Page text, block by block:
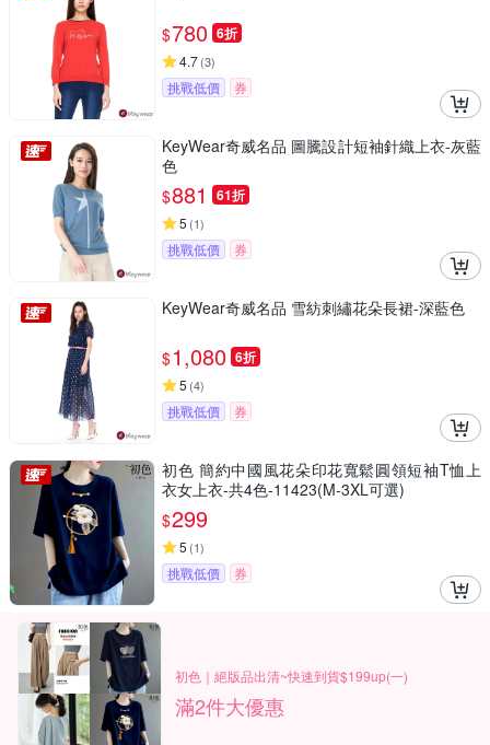
$780 6折
4.7(3)
挑戰低價 券
KeyWear奇威名品 圖騰設計短袖針織上衣-灰藍
色
$881 61折
5 (1)
挑戰低價 券
KeyWear奇威名品 雪紡刺繡花朵長裙-深藍色
$1,080 6折
5 (4)
挑戰低價 券
初色 簡約中國風花朵印花寬鬆圓領短袖T恤上
衣女上衣-共4色-11423(M-3XL可選)
$299
5 (1)
挑戰低價 券
初色｜絕版品出清~快速到貨$199up(一)
滿2件大優惠